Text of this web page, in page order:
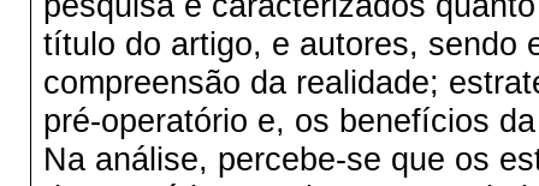
título do artigo, e autores, sendo
compreensão da realidade;
pré-operatório e, os benefícios
Na análise, percebe-se que os